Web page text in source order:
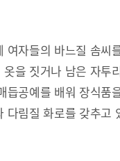
여자들의 바느질 솜씨
을 짓거나 남은 자투
듭공예를 배워 장식품
다림질 화로를 갖추고